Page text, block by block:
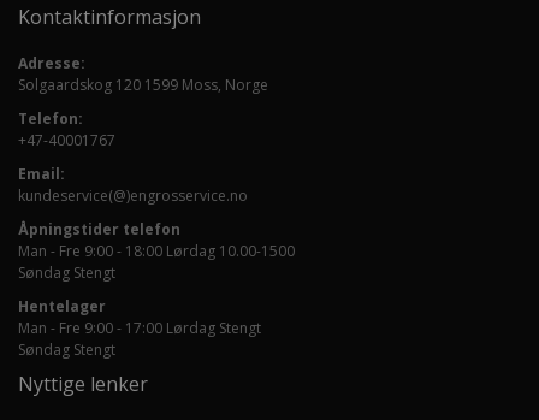
Kontaktinformasjon
Adresse:
Solgaardskog 120 1599 Moss, Norge
Telefon:
+47-40001767
Email:
kundeservice(@)engrosservice.no
Åpningstider telefon
Man - Fre 9:00 - 18:00 Lørdag 10.00-1500
Søndag Stengt
Hentelager
Man - Fre 9:00 - 17:00 Lørdag Stengt
Søndag Stengt
Nyttige lenker